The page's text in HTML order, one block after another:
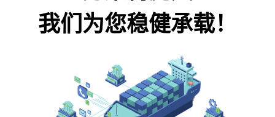
我们为您稳健承载！